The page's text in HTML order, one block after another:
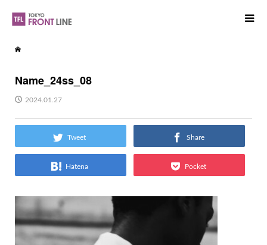
Name_24ss_08
2024.01.27
Tweet Share
Hatena Pocket